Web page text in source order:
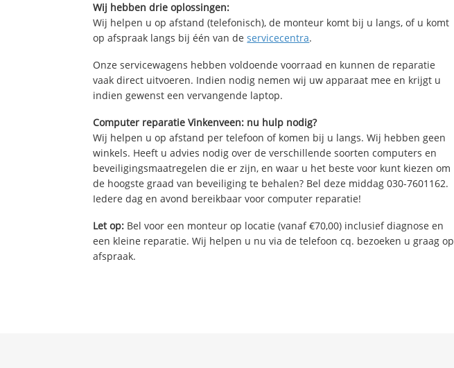
Wij hebben drie oplossingen:
Wij helpen u op afstand (telefonisch), de monteur komt bij u langs, of u komt
op afspraak langs bij één van deservicecentra.
Onze servicewagens hebben voldoende voorraad en kunnen de reparatie
vaak direct uitvoeren. Indien nodig nemen wij uw apparaat mee en krijgt u
indien gewenst een vervangende laptop.
Computer reparatie Vinkenveen: nu hulp nodig?
Wij helpen u op afstand per telefoon of komen bij u langs. Wij hebben geen
winkels. Heeft u advies nodig over de verschillende soorten computers en
beveiligingsmaatregelen die er zijn, en waar u het beste voor kunt kiezen om
de hoogste graad van beveiliging te behalen? Bel deze middag 030-7601162.
Iedere dag en avond bereikbaar voor computer reparatie!
Let op: Bel voor een monteur op locatie (vanaf €70,00) inclusief diagnose en
een kleine reparatie. Wij helpen u nu via de telefoon cq. bezoeken u graag op
afspraak.